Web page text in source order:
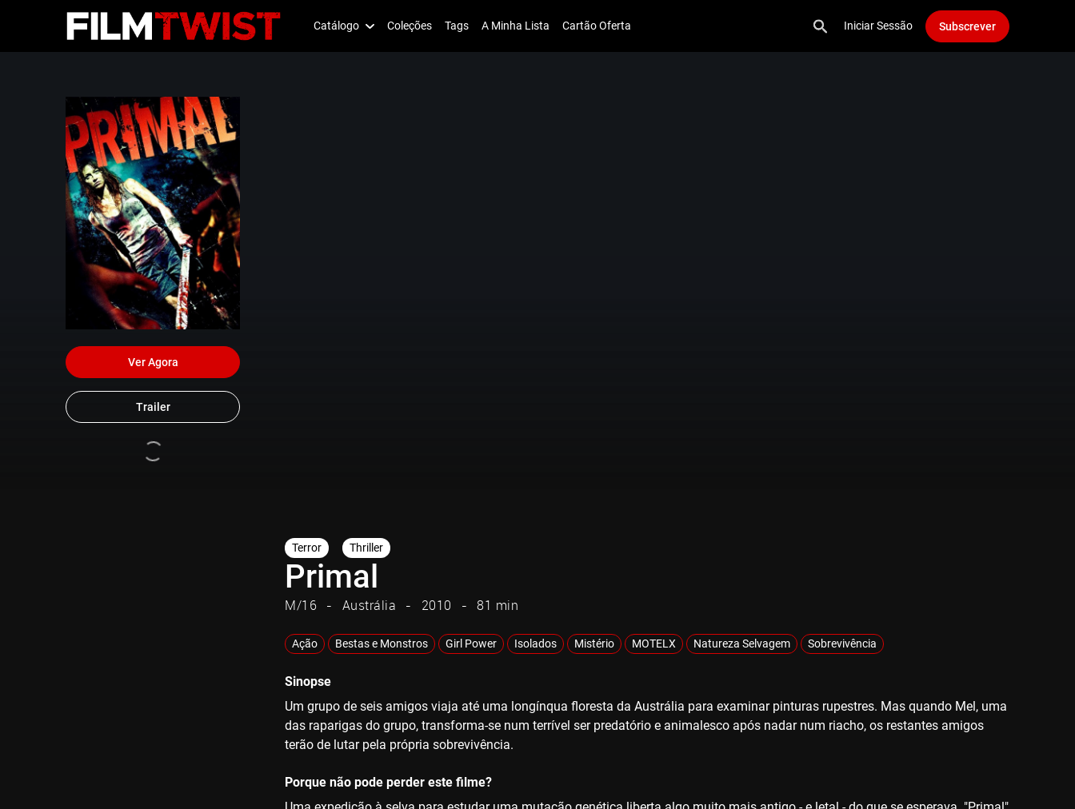
Catálogo Coleções Tags A Minha Lista Cartão Oferta Iniciar Sessão Subscrever
Ver Agora
Trailer
Terror Thriller
Primal
M/16 Austrália 2010 81 min
Ação Bestas e Monstros Girl Power Isolados Mistério MOTELX Natureza Selvagem Sobrevivência
Sinopse
Um grupo de seis amigos viaja até uma longínqua floresta da Austrália para examinar pinturas rupestres. Mas quando Mel, uma
das raparigas do grupo, transforma-se num terrível ser predatório e animalesco após nadar num riacho, os restantes amigos
terão de lutar pela própria sobrevivência.
Porque não pode perder este filme?